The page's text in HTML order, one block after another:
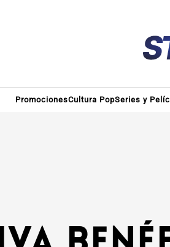
PromocionesCultura PopSeries y